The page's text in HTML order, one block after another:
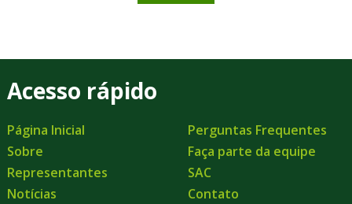
Acesso rápido
Página Inicial
Sobre
Representantes
Notícias
Perguntas Frequentes
Faça parte da equipe
SAC
Contato